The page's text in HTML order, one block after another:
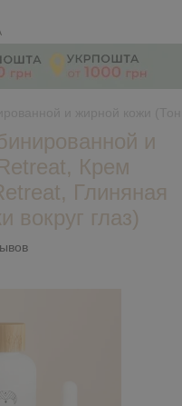
и
Крем
Глиняная
вокруг глаз)